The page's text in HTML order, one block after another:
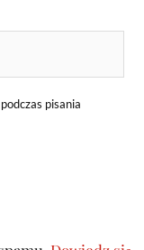
pisania